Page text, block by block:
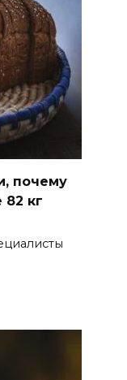
почему
кг